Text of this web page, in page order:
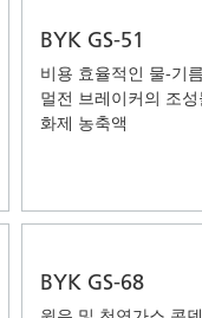
BYK GS-51
비용 효율적인 물-기
멀전 브레이커의 조
화제 농축액
BYK GS-68